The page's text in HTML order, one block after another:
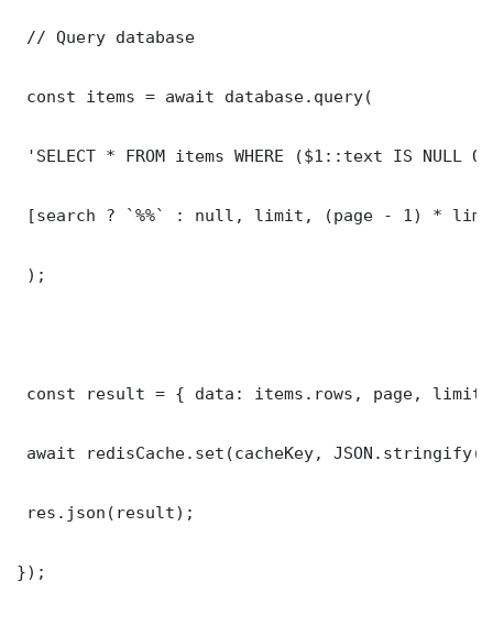
// Query database
const items = await database.query(
'SELECT * FROM items WHERE ($1::text IS NULL
[search ? `%%` : null, limit, (page - 1) *
);
const result = { data: items.rows, page,
await redisCache.set(cacheKey,
res.json(result);
});